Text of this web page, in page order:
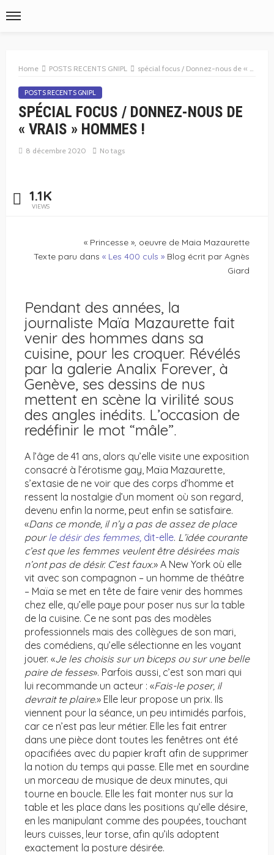
Home POSTS RECENTS GNIPL spécial focus / Donnez-nous de « vrais » hommes !
POSTS RECENTS GNIPL
SPÉCIAL FOCUS / DONNEZ-NOUS DE
« VRAIS » HOMMES !
8 décembre 2020 No tags
1.1K
VIEWS
« Princesse », oeuvre de Maia Mazaurette
Texte paru dans « Les 400 culs » Blog écrit par Agnès
Giard
Pendant des années, la
journaliste Maïa Mazaurette fait
venir des hommes dans sa
cuisine, pour les croquer. Révélés
par la galerie Analix Forever, à
Genève, ses dessins de nus
mettent en scène la virilité sous
des angles inédits. L’occasion de
redéfinir le mot “mâle”.
A l’âge de 41 ans, alors qu’elle visite une exposition
consacré à l’érotisme gay, Maïa Mazaurette,
s’extasie de ne voir que des corps d’homme et
ressent la nostalgie d’un moment où son regard,
devenu enfin la norme, peut enfin se satisfaire.
«Dans ce monde, il n’y a pas de assez de place
pourle désir des femmes, dit-elle. L’idée courante
c’est que les femmes veulent être désirées mais
n’ont pas de désir. C’est faux.» A New York où elle
vit avec son compagnon – un homme de théâtre
– Maïa se met en tête de faire venir des hommes
chez elle, qu’elle paye pour poser nus sur la table
de la cuisine. Ce ne sont pas des modèles
professionnels mais des collègues de son mari,
des comédiens, qu’elle sélectionne en les voyant
jouer. «Je les choisis sur un biceps ou sur une belle
paire de fesses». Parfois aussi, c’est son mari qui
lui recommande un acteur : «Fais-le poser, il
devrait te plaire.» Elle leur propose un prix. Ils
viennent pour la séance, un peu intimidés parfois,
car ce n’est pas leur métier. Elle les fait entrer
dans une pièce dont toutes les fenêtres ont été
opacifiées avec du papier kraft afin de supprimer
la notion du temps qui passe. Elle met en sourdine
un morceau de musique de deux minutes, qui
tourne en boucle. Elle les fait monter nus sur la
table et les place dans les positions qu’elle désire,
en les manipulant comme des poupées, touchant
leurs cuisses, leur torse, afin qu’ils adoptent
exactement la posture désirée.